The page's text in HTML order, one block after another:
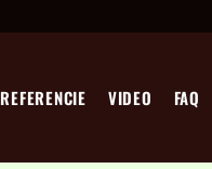
REFERENCIE VIDEO FAQ